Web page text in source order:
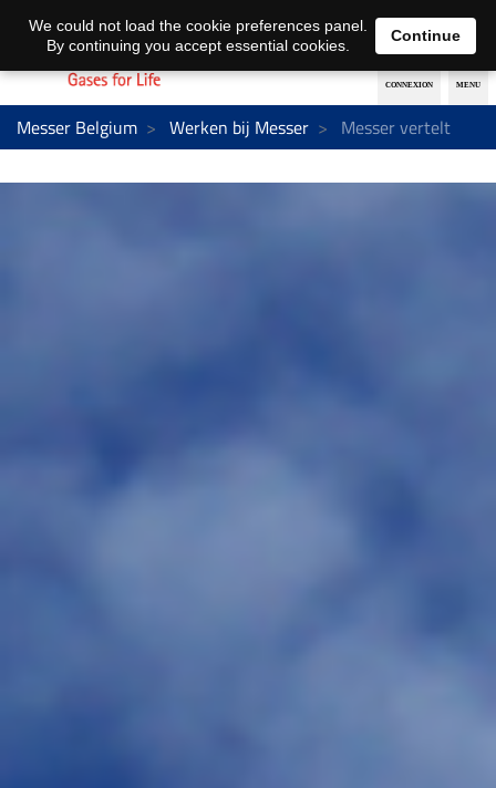
Nederlands français
Messer Belgium Werken bij Messer Messer vertelt
We could not load the cookie preferences panel.
By continuing you accept essential cookies.
Continue